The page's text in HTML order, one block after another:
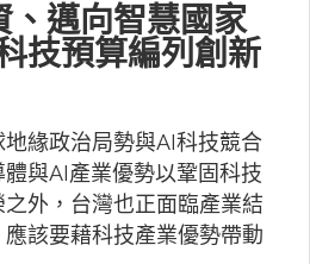
、邁向智慧國家
技預算編列創新
緣政治局勢與AI科技競合
與AI產業優勢以鞏固科技
外，台灣也正面臨產業結
該要藉科技產業優勢帶動